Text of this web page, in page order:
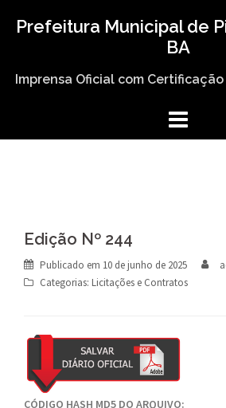
Prefeitura Municipal de
BA
Imprensa Oficial com Certificação
Edição Nº 244
Publicado em 10 de junho de 2025
Categorias: Licitações e Contratos
CÓDIGO HASH MD5 DO ARQUIVO: